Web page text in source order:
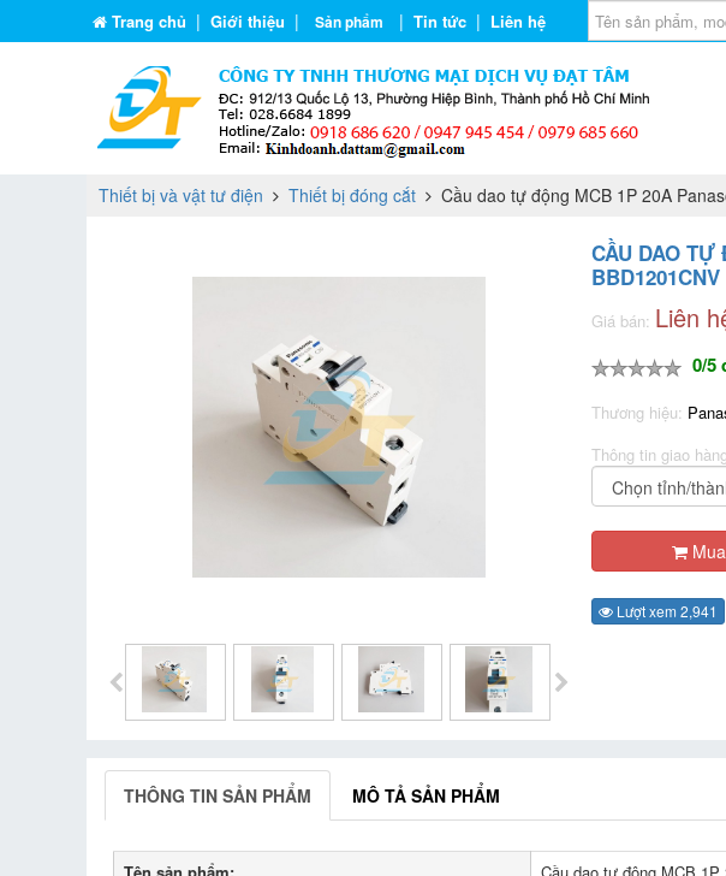
Trang chủ | Giới thiệu | Sản phẩm | Tin tức | Liên hệ
Thiết bị và vật tư điện Thiết bị đóng cắt Cầu dao tự động MCB 1P 20A
CẦU DAO TỰ
BBD1201CNV
Giá bán: Liên
0/5
Thương hiệu:
Thông tin giao
Lượt xem 2,941
THÔNG TIN SẢN PHẨM MÔ TẢ SẢN PHẨM